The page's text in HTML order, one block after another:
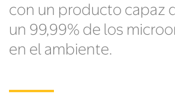
con un producto capaz
un 99,99% de los
en el ambiente.